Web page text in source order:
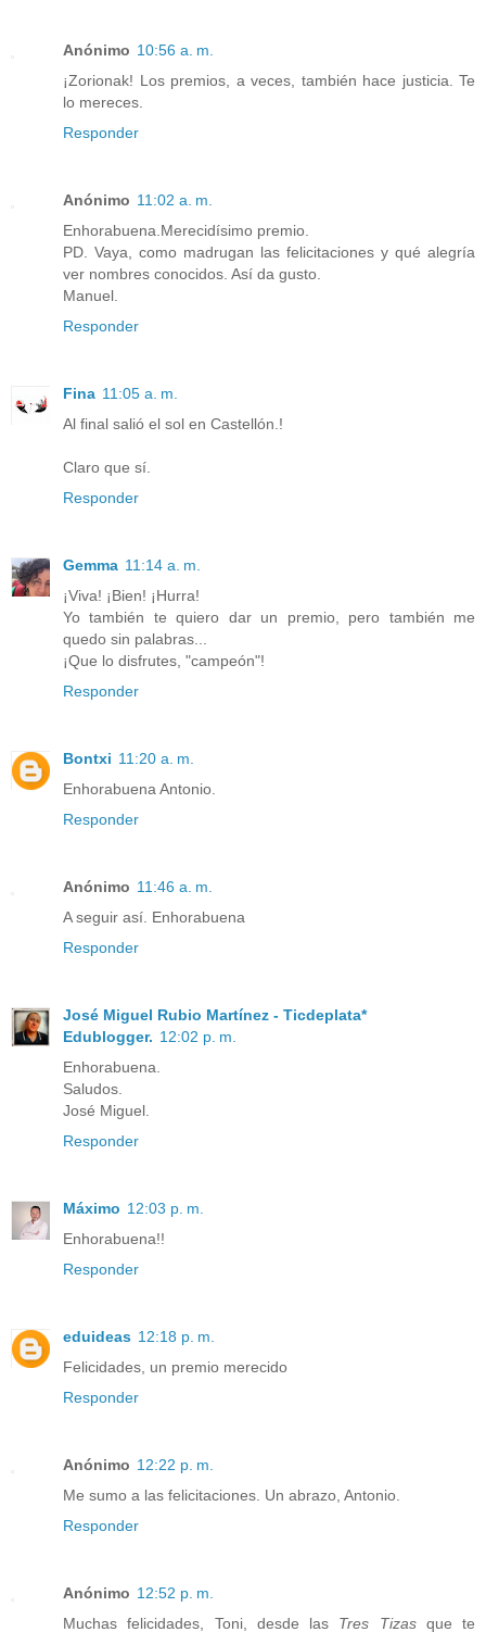
Anónimo 10:56 a. m.
¡Zorionak! Los premios, a veces, también hace justicia. Te
lo mereces.
Responder
Anónimo 11:02 a. m.
Enhorabuena.Merecidísimo premio.
PD. Vaya, como madrugan las felicitaciones y qué alegría
ver nombres conocidos. Así da gusto.
Manuel.
Responder
Fina 11:05 a. m.
Al final salió el sol en Castellón.!
Claro que sí.
Responder
Gemma 11:14 a. m.
¡Viva! ¡Bien! ¡Hurra!
Yo también te quiero dar un premio, pero también me
quedo sin palabras...
¡Que lo disfrutes, "campeón"!
Responder
Bontxi 11:20 a. m.
Enhorabuena Antonio.
Responder
Anónimo 11:46 a. m.
A seguir así. Enhorabuena
Responder
José Miguel Rubio Martínez - Ticdeplata*
Edublogger. 12:02 p. m.
Enhorabuena.
Saludos.
José Miguel.
Responder
Máximo 12:03 p. m.
Enhorabuena!!
Responder
eduideas 12:18 p. m.
Felicidades, un premio merecido
Responder
Anónimo 12:22 p. m.
Me sumo a las felicitaciones. Un abrazo, Antonio.
Responder
Anónimo 12:52 p. m.
Muchas felicidades, Toni, desde las Tres Tizasque te